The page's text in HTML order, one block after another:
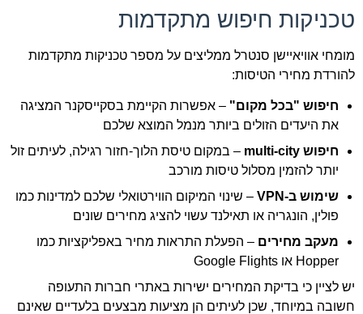
טכניקות חיפוש מתקדמות
מומחי אוויאיישן סנטרל ממליצים על מספר טכניקות מתקדמות
להורדת מחירי הטיסות:
חיפוש "בכל מקום" – אפשרות הקיימת בסקייסקנר המציגה
את היעדים הזולים ביותר מנמל המוצא שלכם
חיפוש multi-city
– במקום טיסת הלוך-חזור רגילה, לעיתים זול
יותר להזמין מסלול טיסות מורכב
שימוש ב-VPN
– שינוי המיקום הווירטואלי שלכם למדינות כמו
פולין, הונגריה או תאילנד עשוי להציג מחירים שונים
מעקב מחירים – הפעלת התראות מחיר באפליקציות כמו
Hopper או Google Flights
יש לציין כי בדיקת המחירים ישירות באתרי חברות התעופה
חשובה במיוחד, שכן לעיתים הן מציעות מבצעים בלעדיים שאינם